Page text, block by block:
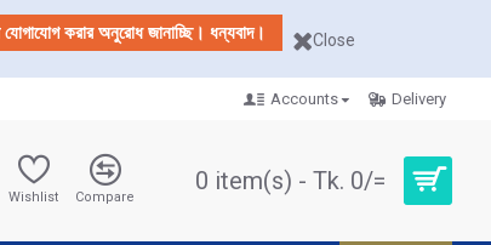
যোগাযোগ করার অনুরোধ জানাচ্ছি। ধন্যবাদ। Close
Accounts Delivery
Wishlist Compare
0 item(s) - Tk. 0/=